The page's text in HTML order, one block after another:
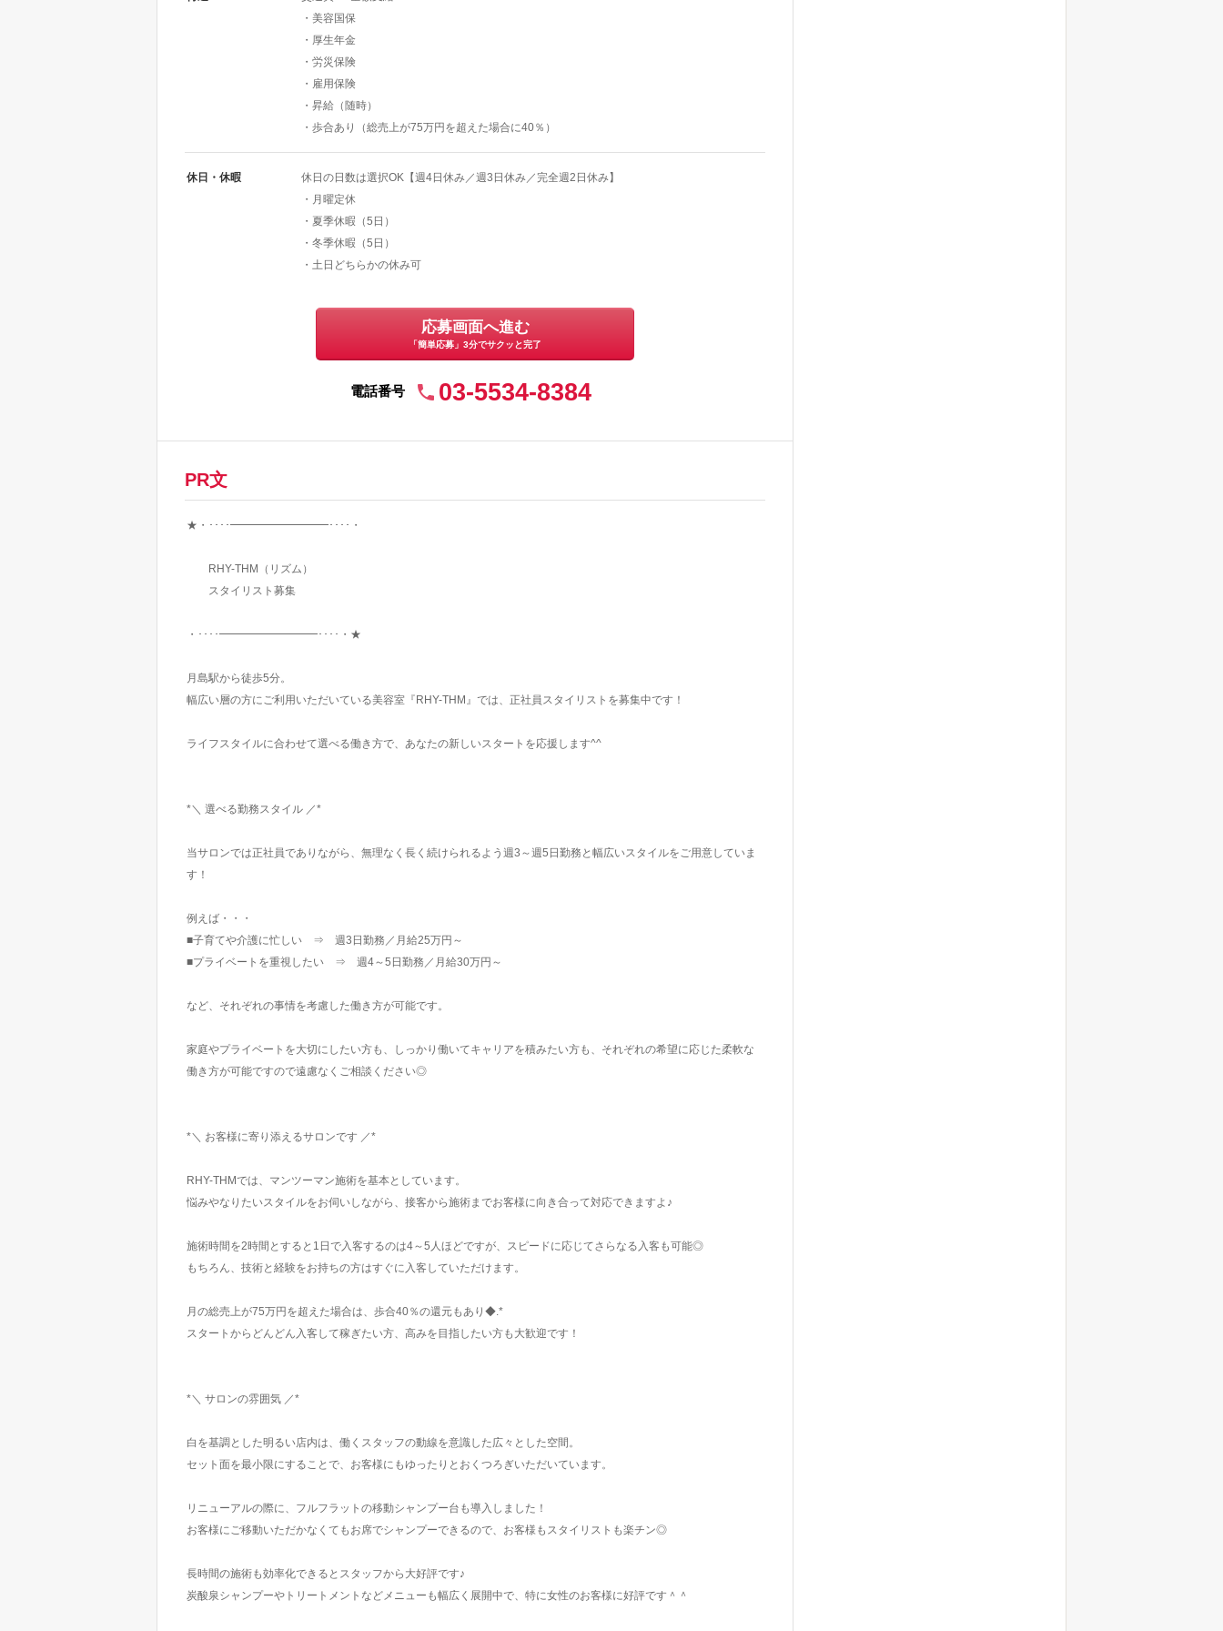
・美容国保
・厚生年金
・労災保険
・雇用保険
・昇給（随時）
・歩合あり（総売上が75万円を超えた場合に40％）
休日・休暇
休日の日数は選択OK【週4日休み／週3日休み／完全週2日休み】
・月曜定休
・夏季休暇（5日）
・冬季休暇（5日）
・土日どちらかの休み可
応募画面へ進む
「簡単応募」3分でサクッと完了
電話番号 03-5534-8384
PR文
★・････━━━━━━━━━････・
RHY-THM（リズム）
スタイリスト募集
・････━━━━━━━━━････・★
月島駅から徒歩5分。
幅広い層の方にご利用いただいている美容室『RHY-THM』では、正社員スタイリストを募集中です！
ライフスタイルに合わせて選べる働き方で、あなたの新しいスタートを応援します^^
*＼ 選べる勤務スタイル ／*
当サロンでは正社員でありながら、無理なく長く続けられるよう週3～週5日勤務と幅広いスタイルをご用意していま
す！
例えば・・・
■子育てや介護に忙しい ⇒ 週3日勤務／月給25万円～
■プライベートを重視したい ⇒ 週4～5日勤務／月給30万円～
など、それぞれの事情を考慮した働き方が可能です。
家庭やプライベートを大切にしたい方も、しっかり働いてキャリアを積みたい方も、それぞれの希望に応じた柔軟な
働き方が可能ですので遠慮なくご相談ください◎
*＼ お客様に寄り添えるサロンです ／*
RHY-THMでは、マンツーマン施術を基本としています。
悩みやなりたいスタイルをお伺いしながら、接客から施術までお客様に向き合って対応できますよ♪
施術時間を2時間とすると1日で入客するのは4～5人ほどですが、スピードに応じてさらなる入客も可能◎
もちろん、技術と経験をお持ちの方はすぐに入客していただけます。
月の総売上が75万円を超えた場合は、歩合40％の還元もあり◆.*
スタートからどんどん入客して稼ぎたい方、高みを目指したい方も大歓迎です！
*＼ サロンの雰囲気 ／*
白を基調とした明るい店内は、働くスタッフの動線を意識した広々とした空間。
セット面を最小限にすることで、お客様にもゆったりとおくつろぎいただいています。
リニューアルの際に、フルフラットの移動シャンプー台も導入しました！
お客様にご移動いただかなくてもお席でシャンプーできるので、お客様もスタイリストも楽チン◎
長時間の施術も効率化できるとスタッフから大好評です♪
炭酸泉シャンプーやトリートメントなどメニューも幅広く展開中で、特に女性のお客様に好評です＾＾